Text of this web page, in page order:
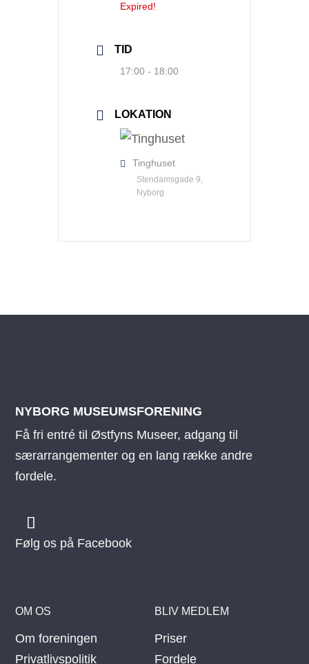
Expired!
TID
17:00 - 18:00
LOKATION
Tinghuset
Stendamsgade 9,
Nyborg
OM OS
Om foreningen
Privatlivspolitik
BLIV MEDLEM
Priser
Fordele
NYBORG MUSEUMSFORENING
Få fri entré til Østfyns Museer, adgang til
særarrangementer og en lang række andre
fordele.
Følg os på Facebook